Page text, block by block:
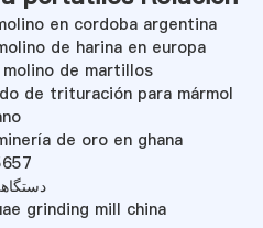
en cordoba argentina
de harina en europa
de martillos
de trituración para mármol
de oro en ghana
grinding mill china